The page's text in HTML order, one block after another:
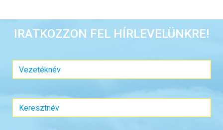
IRATKOZZON FEL HÍRLEVELÜNKRE!